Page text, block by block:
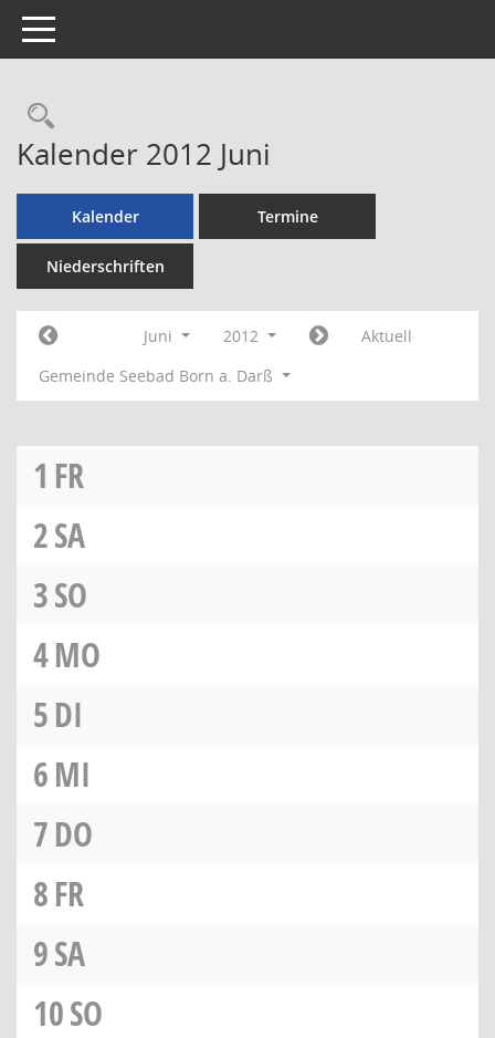
Toggle navigation
Rechercheauswahl
Kalender 2012 Juni
Kalender Termine
Niederschriften
Juni 2012
Aktuell
Gemeinde Seebad Born a. Darß
1 FR
2SA
3SO
4MO
5DI
6MI
7DO
8FR
9SA
10SO